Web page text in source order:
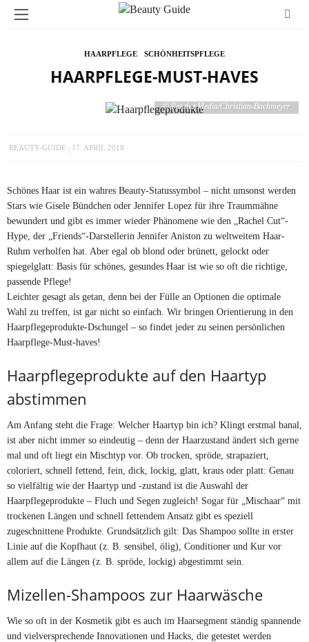
HAARPFLEGE SCHÖNHEITSPFLEGE
HAARPFLEGE-MUST-HAVES
© PantherMedia/Christian-Bachmeyer
BEAUTY-GUIDE 17. APRIL 2018
Schönes Haar ist ein wahres Beauty-Statussymbol – nicht umsonst werden
Stars wie Gisele Bündchen oder Jennifer Lopez für ihre Traummähne
bewundert und gibt es immer wieder Phänomene wie den „Rachel Cut“-
Hype, der „Friends“-Darstellerin Jennifer Aniston zu weltweitem Haar-
Ruhm verholfen hat. Aber egal ob blond oder brünett, gelockt oder
spiegelglatt: Basis für schönes, gesundes Haar ist wie so oft die richtige,
passende Pflege!
Leichter gesagt als getan, denn bei der Fülle an Optionen die optimale
Wahl zu treffen, ist gar nicht so einfach. Wir bringen Orientierung in den
Haarpflegeprodukte-Dschungel – so findet jeder zu seinen persönlichen
Haarpflege-Must-haves!
Haarpflegeprodukte auf den Haartyp
abstimmen
Am Anfang steht die Frage: Welcher Haartyp bin ich? Klingt erstmal banal,
ist aber nicht immer so eindeutig – denn der Haarzustand ändert sich gerne
mal und oft liegt ein Mischtyp vor. Ob trocken, spröde, strapaziert,
coloriert, schnell fettend, fein, dick, lockig, glatt, kraus oder platt: Genau
so vielfältig wie der Haartyp und -zustand ist die Auswahl der
Haarpflegeprodukte – Fluch und Segen zugleich! Sogar für „Mischaar“ mit
trockenen Längen und schnell fettendem Ansatz gibt es speziell
zugeschnittene Produkte. Grundsätzlich gilt: Das Shampoo sollte in erster
Linie auf die Kopfhaut (z. B. sensibel, ölig), Conditioner und Kur vor
allem auf die Längen (z. B. spröde, lockig) abgestimmt sein.
Mizellen-Shampoos zur Haarwäsche
Wie so oft in der Kosmetik gibt es auch im Haarsegment ständig spannende
und vielversprechende Innovationen und Hacks, die getestet werden